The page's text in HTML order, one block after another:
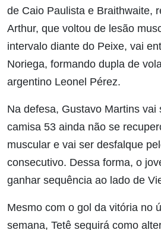
de Caio Paulista e Braithwaite,
Arthur, que voltou de lesão
intervalo diante do Peixe, vai
Noriega, formando dupla de
argentino Leonel Pérez.
Na defesa, Gustavo Martins vai
camisa 53 ainda não se
muscular e vai ser desfalque
consecutivo. Dessa forma, o
ganhar sequência ao lado de
Mesmo com o gol da vitória no
semana, Tetê seguirá como